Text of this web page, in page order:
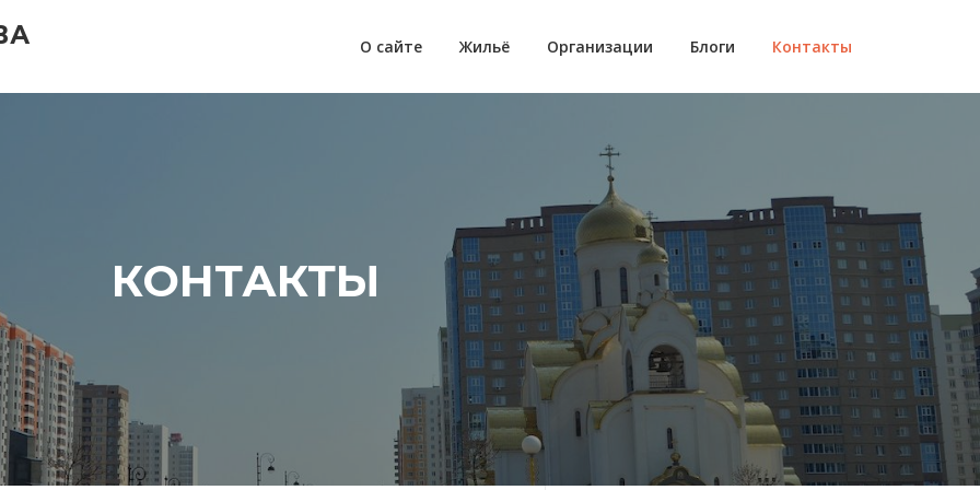
О сайте Жильё Организации Блоги Контакты
КОНТАКТЫ